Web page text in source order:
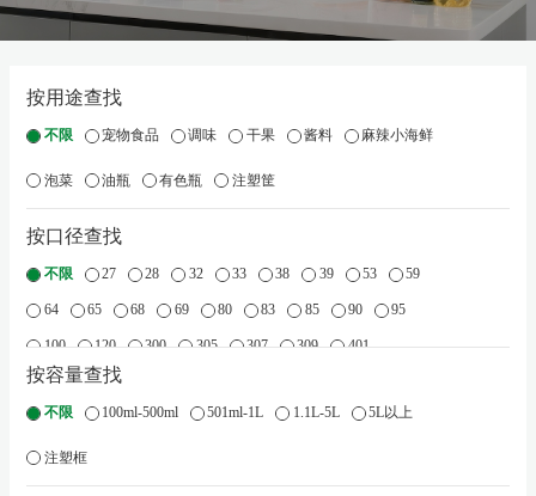
按用途查找
不限 宠物食品 调味 干果 酱料 麻辣小海鲜
泡菜 油瓶 有色瓶 注塑筐
按口径查找
不限 27 28 32 33 38 39 53 59
64 65 68 69 80 83 85 90 95
100 120 300 305 307 309 401
注塑框
按容量查找
不限 100ml-500ml 501ml-1L 1.1L-5L 5L以上
注塑框